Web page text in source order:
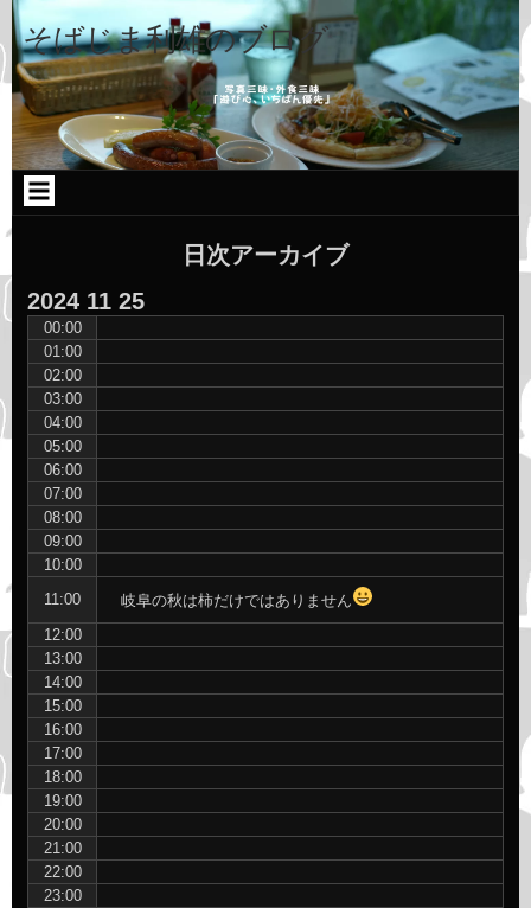
コ
ン
テ
ン
ツ
へ
ス
キ
ッ
Skip
to
TEXT-
9
Skip
to
CATEGORIES-
2
Skip
to
CATEGORIES-
2
そばじま利雄のブログ
日次アーカイブ
2024 11 25
00:00
01:00
02:00
03:00
04:00
05:00
06:00
07:00
08:00
09:00
10:00
11:00
岐阜の秋は柿だけではありません
12:00
13:00
14:00
15:00
16:00
17:00
18:00
19:00
20:00
21:00
22:00
23:00